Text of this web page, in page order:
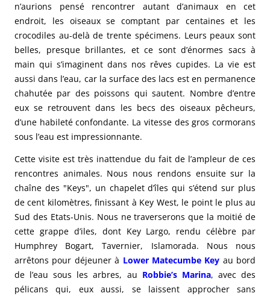
n’aurions pensé rencontrer autant d’animaux en cet
endroit, les oiseaux se comptant par centaines et les
crocodiles au-delà de trente spécimens. Leurs peaux sont
belles, presque brillantes, et ce sont d’énormes sacs à
main qui s’imaginent dans nos rêves cupides. La vie est
aussi dans l’eau, car la surface des lacs est en permanence
chahutée par des poissons qui sautent. Nombre d’entre
eux se retrouvent dans les becs des oiseaux pêcheurs,
d’une habileté confondante. La vitesse des gros cormorans
sous l’eau est impressionnante.
Cette visite est très inattendue du fait de l’ampleur de ces
rencontres animales. Nous nous rendons ensuite sur la
chaîne des "Keys", un chapelet d’îles qui s’étend sur plus
de cent kilomètres, finissant à Key West, le point le plus au
Sud des Etats-Unis. Nous ne traverserons que la moitié de
cette grappe d’iles, dont Key Largo, rendu célèbre par
Humphrey Bogart, Tavernier, Islamorada. Nous nous
arrêtons pour déjeuner à Lower Matecumbe Key au bord
de l’eau sous les arbres, au Robbie’s Marina, avec des
pélicans qui, eux aussi, se laissent approcher sans